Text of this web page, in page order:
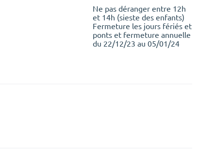
Ne pas déranger entre 12h
et 14h (sieste des enfants)
Fermeture les jours fériés et
ponts et fermeture annuelle
du 22/12/23 au 05/01/24